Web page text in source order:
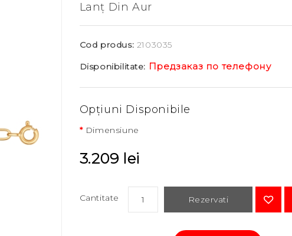
Lanț Din Aur
Cod produs: 2103035
Disponibilitate: Предзаказ по телефону
Opţiuni Disponibile
Dimensiune
3.209 lei
Cantitate Rezervati